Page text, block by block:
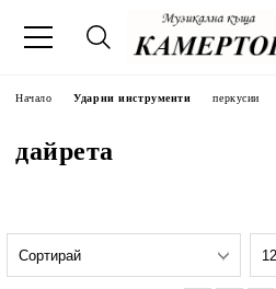
Начало Ударни инструменти перкусии
дайрета